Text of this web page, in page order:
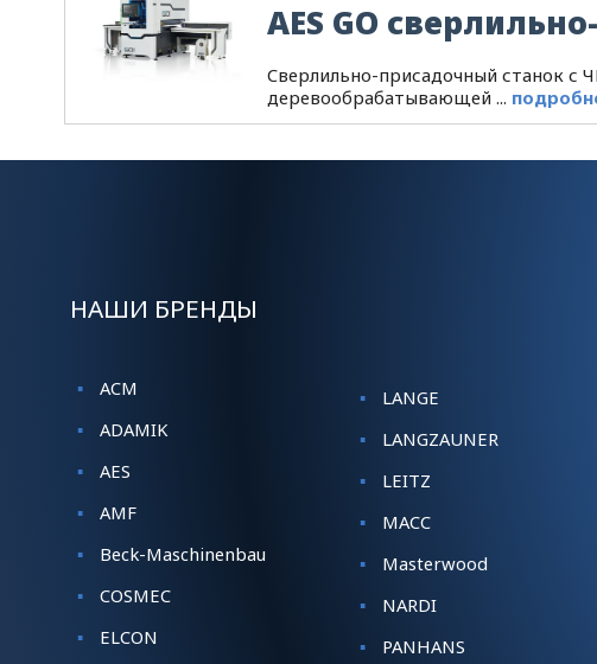
AES GO
Cверлильно-присадочный станок с
деревообрабатывающей ...
НАШИ БРЕНДЫ
ACM
ADAMIK
AES
AMF
Beck-Maschinenbau
COSMEC
ELCON
LANGE
LANGZAUNER
LEITZ
MACC
Masterwood
NARDI
PANHANS